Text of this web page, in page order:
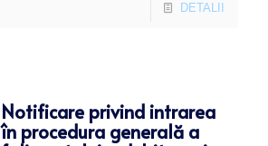
DETALII
Notificare privind intrarea
în procedura generală a